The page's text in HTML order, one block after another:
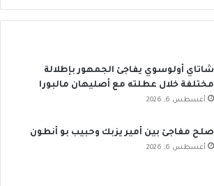
شاتاي أولوسوي يفاجئ الجمهور بإطلالة
مختلفة خلال عطلته مع أصليهان مالبورا
أغسطس 6, 2026
صلح مفاجئ بين أمير يزبك وحبيب بو أنطون
أغسطس 6, 2026